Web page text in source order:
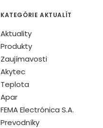
KATEGÓRIE AKTUALÍT
Aktuality
Produkty
Zaujímavosti
Akytec
Teplota
Apar
FEMA Electrónica S.A.
Prevodníky